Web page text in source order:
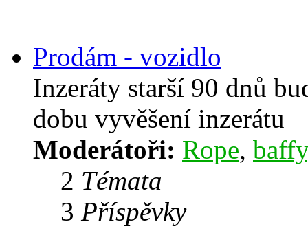
Prodám - vozidlo
Inzeráty starší 90 dnů
dobu vyvěšení inzerátu
Moderátoři: Rope, baffy
2 Témata
3 Příspěvky